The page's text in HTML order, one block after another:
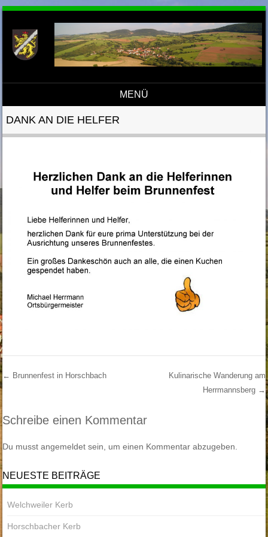
MENÜ
Direkt zum Inhalt
DANK AN DIE HELFER
← Brunnenfest in Horschbach
Kulinarische Wanderung am
Herrmannsberg →
Schreibe einen Kommentar
Du musstangemeldet sein, um einen Kommentar abzugeben.
NEUESTE BEITRÄGE
Welchweiler Kerb
Horschbacher Kerb